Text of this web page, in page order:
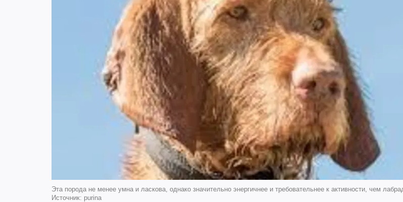
Эта порода не менее умна и ласкова, однако значительно энергичнее и требовательнее к активности, чем
Источник: purina